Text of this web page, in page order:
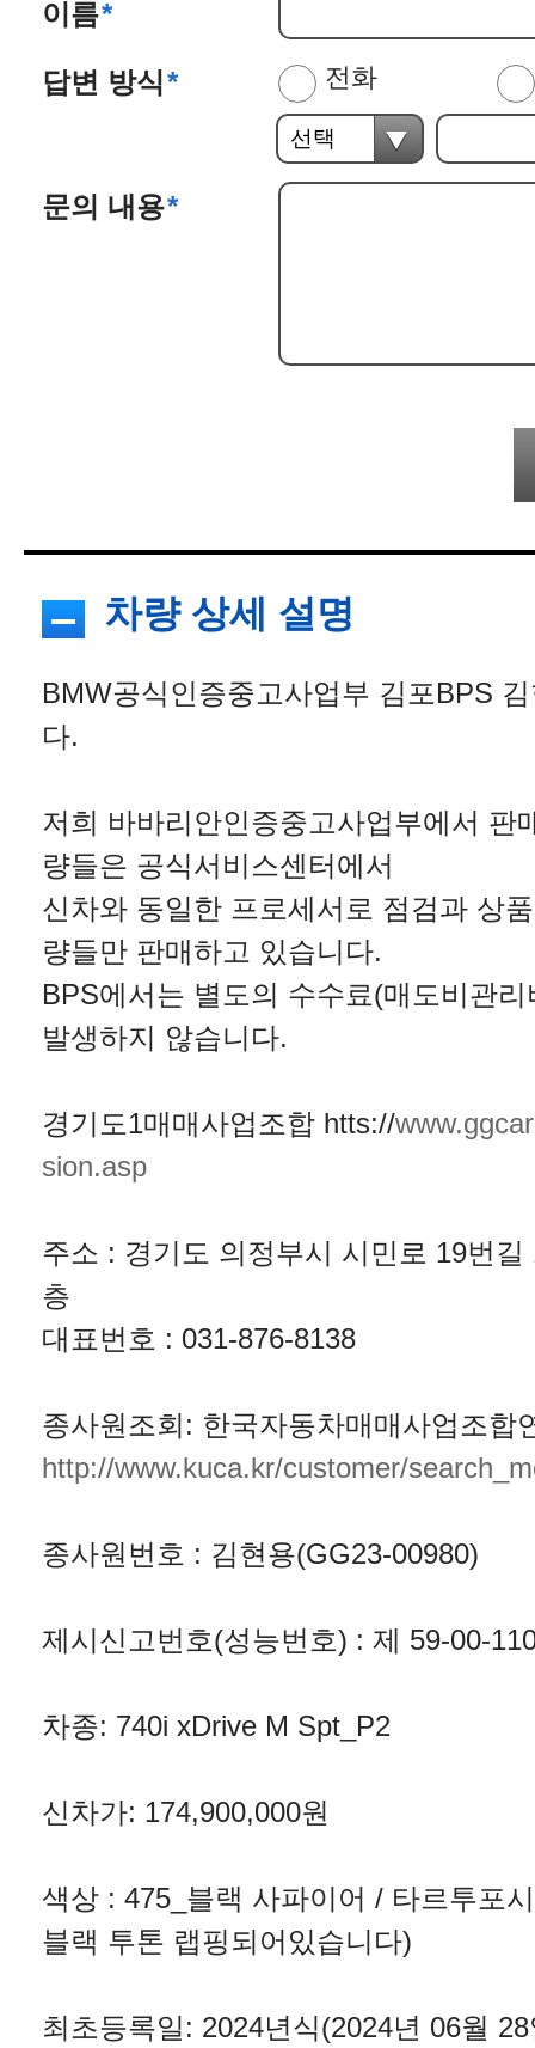
이름*
답변 방식* 전화
문의 내용*
차량 상세 설명
BMW공식인증중고사업부 김포BPS
다.
저희 바바리안인증중고사업부에서 판
량들은 공식서비스센터에서
신차와 동일한 프로세서로 점검과 상
량들만 판매하고 있습니다.
BPS에서는 별도의 수수료(매도비관
발생하지 않습니다.
경기도1매매사업조합 htts://
sion.asp
주소 : 경기도 의정부시 시민로 19번길
층
대표번호 : 031-876-8138
종사원조회: 한국자동차매매사업조합
http://www.kuca.kr/customer/
종사원번호 : 김현용(GG23-00980)
제시신고번호(성능번호) : 제 59-00-
차종: 740i xDrive M Spt_P2
신차가: 174,900,000원
색상 : 475_블랙 사파이어 / 타르투포
블랙 투톤 랩핑되어있습니다)
최초등록일: 2024년식(2024년 06월